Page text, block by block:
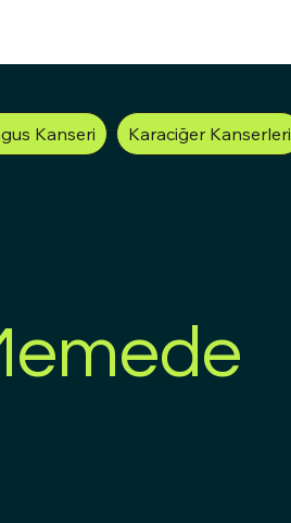
Kanseri Karaciğer Kanserleri